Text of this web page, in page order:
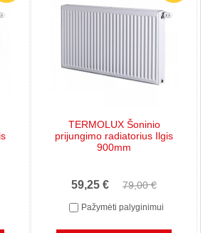
TERMOLUX Šoninio
prijungimo radiatorius Ilgis
900mm
59,25 € 79,00 €
Pažymėti palyginimui